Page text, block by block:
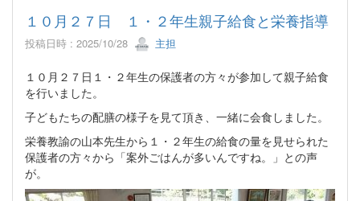
１０月２７日 １・２年生親子給食と栄養指導
投稿日時 : 2025/10/28 主担
１０月２７日１・２年生の保護者の方々が参加して親子給食
を行いました。
子どもたちの配膳の様子を見て頂き、一緒に会食しました。
栄養教諭の山本先生から１・２年生の給食の量を見せられた
保護者の方々から「案外ごはんが多いんですね。」との声
が。